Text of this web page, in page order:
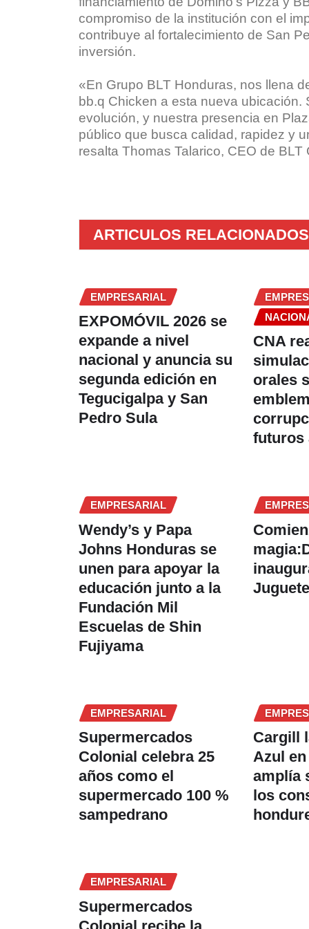
compromiso de la institución con el
contribuye al fortalecimiento de San
inversión.
«En Grupo BLT Honduras, nos llena
bb.q Chicken a esta nueva
evolución, y nuestra presencia en
público que busca calidad, rapidez y
resalta Thomas Talarico, CEO de BLT
ARTICULOS RELACIONADOS
EMPRESARIAL
EXPOMÓVIL 2026 se
expande a nivel
nacional y anuncia su
segunda edición en
Tegucigalpa y San
Pedro Sula
CNA
orales
futuros
EMPRESARIAL
Wendy’s y Papa
Johns Honduras se
unen para apoyar la
educación junto a la
Fundación Mil
Escuelas de Shin
Fujiyama
EMPRESARIAL
Supermercados
Colonial celebra 25
años como el
supermercado 100 %
sampedrano
Cargill
Azul
amplía
los
EMPRESARIAL
Supermercados